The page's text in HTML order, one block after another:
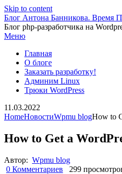
Skip to content
Блог Антона Банникова. Время
Блог php-разработчика на
Меню
Главная
О блоге
Заказать разработку!
Админим Linux
Трюки WordPress
11.03.2022
HomeНовостиWpmu blogHow to
How to Get a
Автор: Wpmu blog
0 Комментариев
299